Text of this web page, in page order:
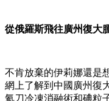
從俄羅斯飛往廣州復大
不肯放棄的伊莉娜還是
網上了解到中國廣州復
氦刀冷凍消融術和碘粒